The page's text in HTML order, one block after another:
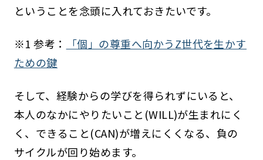
ということを念頭に入れておきたいです。
※1 参考：
「個」の尊重へ向かうZ世代を生かす
ための鍵
そして、経験からの学びを得られずにいると、
本人のなかにやりたいこと(WILL)が生まれにく
く、できること(CAN)が増えにくくなる、負の
サイクルが回り始めます。